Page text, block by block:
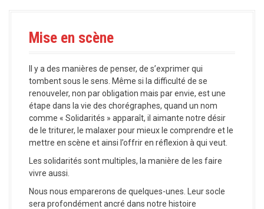
Mise en scène
Il y a des manières de penser, de s’exprimer qui
tombent sous le sens. Même si la difficulté de se
renouveler, non par obligation mais par envie, est une
étape dans la vie des chorégraphes, quand un nom
comme « Solidarités » apparaît, il aimante notre désir
de le triturer, le malaxer pour mieux le comprendre et le
mettre en scène et ainsi l’offrir en réflexion à qui veut.
Les solidarités sont multiples, la manière de les faire
vivre aussi.
Nous nous emparerons de quelques-unes. Leur socle
sera profondément ancré dans notre histoire